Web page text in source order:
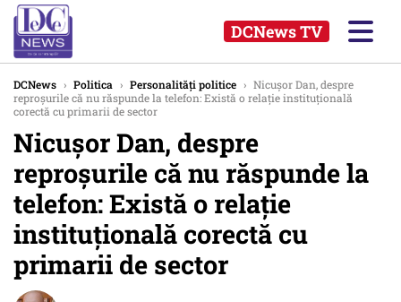
DCNews TV
DCNews › Politica › Personalități politice › Nicuşor Dan, despre
reproşurile că nu răspunde la telefon: Există o relaţie instituţională
corectă cu primarii de sector
Nicuşor Dan, despre
reproşurile că nu răspunde la
telefon: Există o relaţie
instituţională corectă cu
primarii de sector